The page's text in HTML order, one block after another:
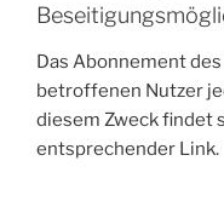
Das Abonnement
betroffenen Nutzer
diesem Zweck findet
entsprechender Link.